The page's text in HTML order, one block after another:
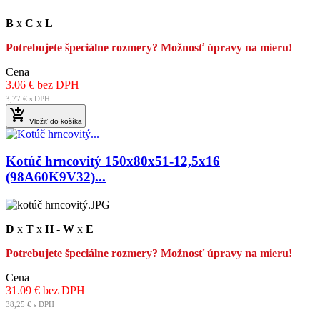
B x C x L
Potrebujete špeciálne rozmery? Možnosť úpravy na mieru!
Cena
3.06 € bez DPH
3,77 € s DPH
 Vložiť do košíka
Kotúč hrncovitý 150x80x51-12,5x16
(98A60K9V32)...
D x T x H- W x E
Potrebujete špeciálne rozmery? Možnosť úpravy na mieru!
Cena
31.09 € bez DPH
38,25 € s DPH